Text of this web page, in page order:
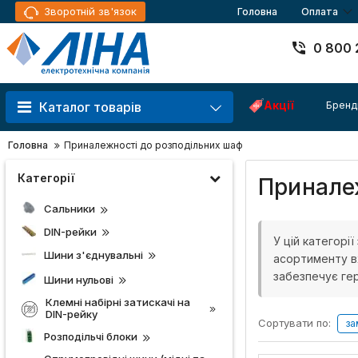
Зворотній зв'язок Головна Оплата
0 800
Каталог товарів Акції
Головна Приналежності до розподільних шаф
Категорії
Сальники
DIN-рейки
Шини з'єднувальні
Шини нульові
Клемні набірні затискачі на
DIN-рейку
Розподільчі блоки
У цій
асортименту
забезпечує
Сортувати по: